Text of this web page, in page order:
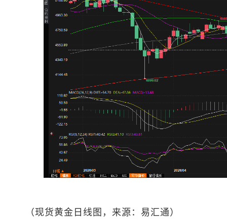
（现货黄金 日线图，来源：易汇通）